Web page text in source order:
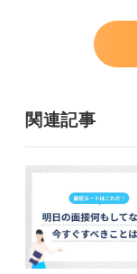
関連記事